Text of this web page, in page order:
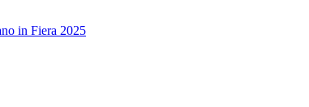
in Fiera 2025